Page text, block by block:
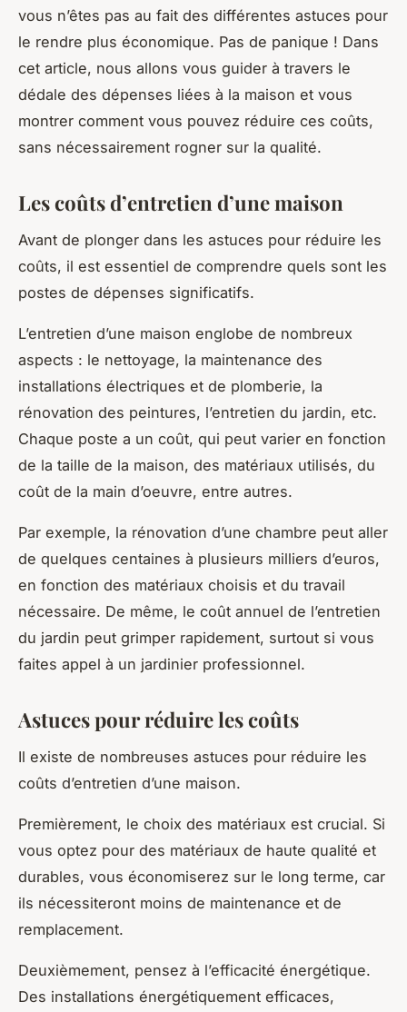
vous n’êtes pas au fait des différentes astuces pour
le rendre plus économique. Pas de panique ! Dans
cet article, nous allons vous guider à travers le
dédale des dépenses liées à la maison et vous
montrer comment vous pouvez réduire ces coûts,
sans nécessairement rogner sur la qualité.
Les coûts d’entretien d’une maison
Avant de plonger dans les astuces pour réduire les
coûts, il est essentiel de comprendre quels sont les
postes de dépenses significatifs.
L’entretien d’une maison englobe de nombreux
aspects : le nettoyage, la maintenance des
installations électriques et de plomberie, la
rénovation des peintures, l’entretien du jardin, etc.
Chaque poste a un coût, qui peut varier en fonction
de la taille de la maison, des matériaux utilisés, du
coût de la main d’oeuvre, entre autres.
Par exemple, la rénovation d’une chambre peut aller
de quelques centaines à plusieurs milliers d’euros,
en fonction des matériaux choisis et du travail
nécessaire. De même, le coût annuel de l’entretien
du jardin peut grimper rapidement, surtout si vous
faites appel à un jardinier professionnel.
Astuces pour réduire les coûts
Il existe de nombreuses astuces pour réduire les
coûts d’entretien d’une maison.
Premièrement, le choix des matériaux est crucial. Si
vous optez pour des matériaux de haute qualité et
durables, vous économiserez sur le long terme, car
ils nécessiteront moins de maintenance et de
remplacement.
Deuxièmement, pensez à l’efficacité énergétique.
Des installations énergétiquement efficaces,